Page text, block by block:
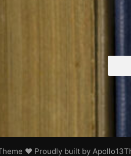
♥ Proudly built by